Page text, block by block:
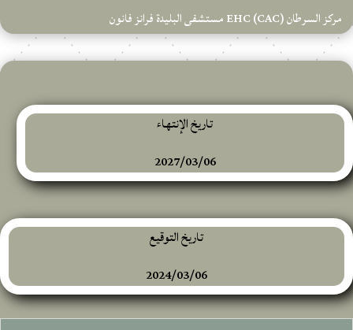
مركز السرطان EHC (CAC) مستشفى البليدة فرانز فانون
تاريخ الإنتهاء
2027/03/06
تاريخ التوقيع
2024/03/06